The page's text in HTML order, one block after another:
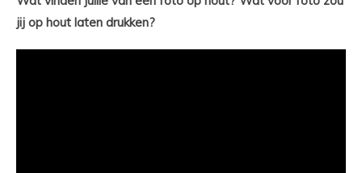
jij op hout laten drukken?